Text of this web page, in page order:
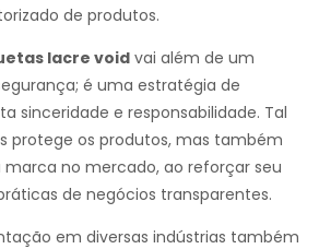
de produtos.
lacre void vai além de um
é uma estratégia de
sinceridade e responsabilidade. Tal
protege os produtos, mas também
no mercado, ao reforçar seu
de negócios transparentes.
em diversas indústrias também